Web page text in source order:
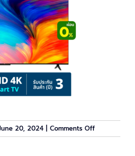
20, 2024 Comments Offon
Screenshot